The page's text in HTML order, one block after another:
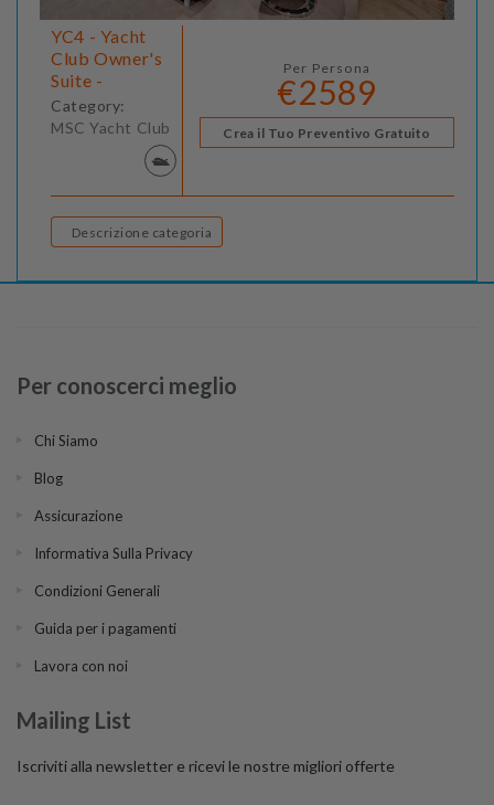
YC4 - Yacht
Club Owner's
Suite -
Category:
MSC Yacht Club
Per Persona
€2589
Crea il Tuo Preventivo Gratuito
Descrizione categoria
Per conoscerci meglio
Chi Siamo
Blog
Assicurazione
Informativa Sulla Privacy
Condizioni Generali
Guida per i pagamenti
Lavora con noi
Mailing List
Iscriviti alla newsletter e ricevi le nostre migliori offerte